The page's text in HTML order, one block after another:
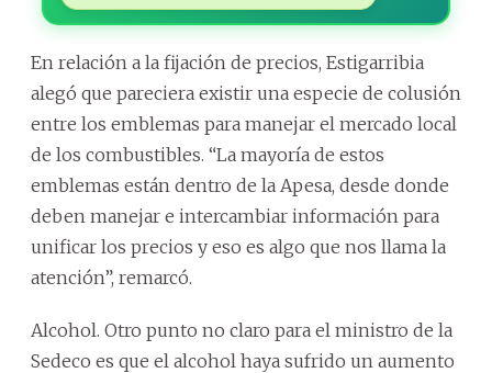
En relación a la fijación de precios, Estigarribia
alegó que pareciera existir una especie de colusión
entre los emblemas para manejar el mercado local
de los combustibles. “La mayoría de estos
emblemas están dentro de la Apesa, desde donde
deben manejar e intercambiar información para
unificar los precios y eso es algo que nos llama la
atención”, remarcó.
Alcohol. Otro punto no claro para el ministro de la
Sedeco es que el alcohol haya sufrido un aumento